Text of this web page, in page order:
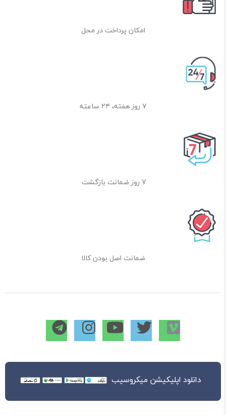
امکان پرداخت در محل
۷ روز هفته، ۲۴ ساعته
7 روز ضمانت بازگشت
ضمانت اصل بودن کالا
دانلود اپلیکیشن میکروسیب